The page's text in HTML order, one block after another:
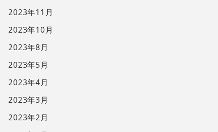
2023年11月
2023年10月
2023年8月
2023年5月
2023年4月
2023年3月
2023年2月